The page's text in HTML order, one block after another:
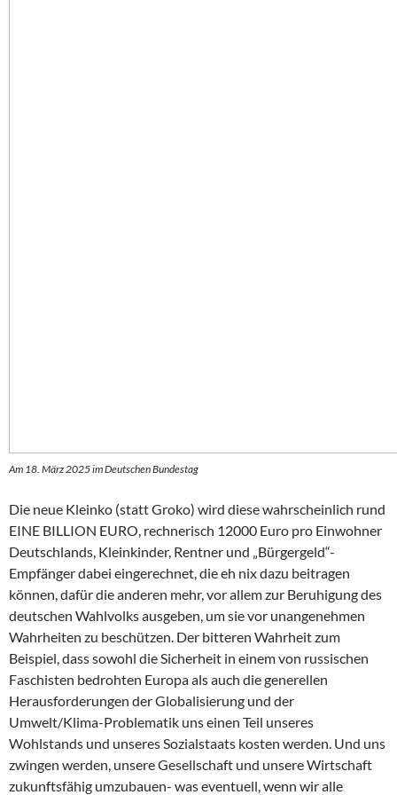
Am 18. März 2025 im Deutschen Bundestag
Die neue Kleinko (statt Groko) wird diese wahrscheinlich rund
EINE BILLION EURO, rechnerisch 12000 Euro pro Einwohner
Deutschlands, Kleinkinder, Rentner und „Bürgergeld“-
Empfänger dabei eingerechnet, die eh nix dazu beitragen
können, dafür die anderen mehr, vor allem zur Beruhigung des
deutschen Wahlvolks ausgeben, um sie vor unangenehmen
Wahrheiten zu beschützen. Der bitteren Wahrheit zum
Beispiel, dass sowohl die Sicherheit in einem von russischen
Faschisten bedrohten Europa als auch die generellen
Herausforderungen der Globalisierung und der
Umwelt/Klima-Problematik uns einen Teil unseres
Wohlstands und unseres Sozialstaats kosten werden. Und uns
zwingen werden, unsere Gesellschaft und unsere Wirtschaft
zukunftsfähig umzubauen- was eventuell, wenn wir alle